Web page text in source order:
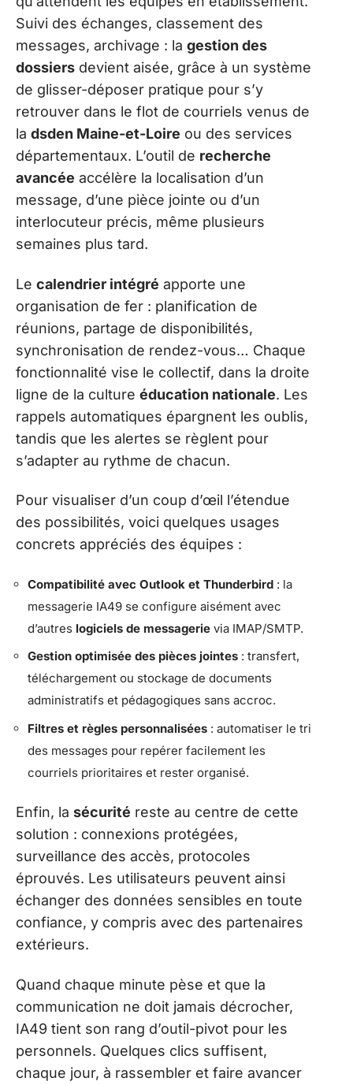
Suivi des échanges, classement des
messages, archivage : la gestion des
dossiers devient aisée, grâce à un système
de glisser-déposer pratique pour s’y
retrouver dans le flot de courriels venus de
la dsden Maine-et-Loire ou des services
départementaux. L’outil de recherche
avancée accélère la localisation d’un
message, d’une pièce jointe ou d’un
interlocuteur précis, même plusieurs
semaines plus tard.
Le calendrier intégré apporte une
organisation de fer : planification de
réunions, partage de disponibilités,
synchronisation de rendez-vous… Chaque
fonctionnalité vise le collectif, dans la droite
ligne de la culture éducation nationale. Les
rappels automatiques épargnent les oublis,
tandis que les alertes se règlent pour
s’adapter au rythme de chacun.
Pour visualiser d’un coup d’œil l’étendue
des possibilités, voici quelques usages
concrets appréciés des équipes :
Compatibilité avec Outlook et Thunderbird : la
messagerie IA49 se configure aisément avec
d’autres logiciels de messagerie via IMAP/SMTP.
Gestion optimisée des pièces jointes : transfert,
téléchargement ou stockage de documents
administratifs et pédagogiques sans accroc.
Filtres et règles personnalisées : automatiser le tri
des messages pour repérer facilement les
courriels prioritaires et rester organisé.
Enfin, la sécurité reste au centre de cette
solution : connexions protégées,
surveillance des accès, protocoles
éprouvés. Les utilisateurs peuvent ainsi
échanger des données sensibles en toute
confiance, y compris avec des partenaires
extérieurs.
Quand chaque minute pèse et que la
communication ne doit jamais décrocher,
IA49 tient son rang d’outil-pivot pour les
personnels. Quelques clics suffisent,
chaque jour, à rassembler et faire avancer